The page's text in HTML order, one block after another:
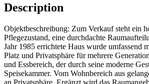
Description
Objektbeschreibung: Zum Verkauf steht ein
Pflegezustand, eine durchdachte
Jahr 1985 errichtete Haus wurde
Platz und Privatsphäre für mehrere
und Essbereich, der durch seine moderne
Speisekammer. Vom Wohnbereich aus
an Privatsphäre. Ergänzt wird das